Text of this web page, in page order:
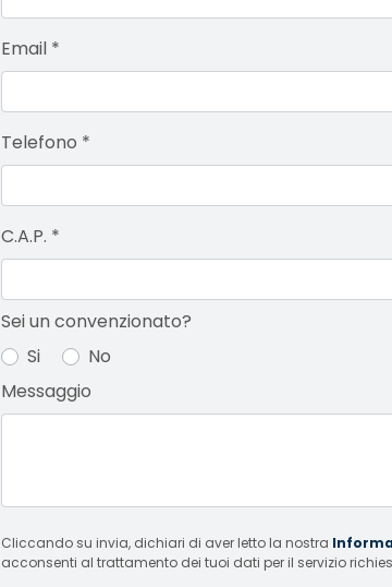
Email *
Telefono *
C.A.P. *
Sei un convenzionato?
Si
No
Messaggio
Cliccando su invia, dichiari di aver letto la nostra
acconsenti al trattamento dei tuoi dati per il servizio